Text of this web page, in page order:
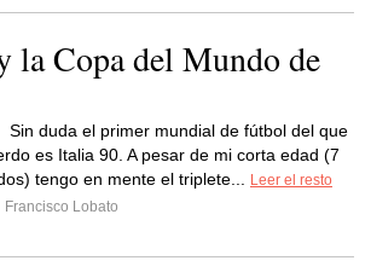
la Copa del Mundo de
Sin duda el primer mundial de fútbol del que
es Italia 90. A pesar de mi corta edad (7
tengo en mente el triplete...
Leer el resto
Francisco Lobato